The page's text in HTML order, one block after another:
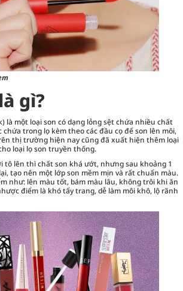
gì?
là một loại son có dạng lỏng sệt chứa nhiều chất
trong lọ kèm theo các đầu cọ để son lên môi,
thị trường hiện nay cũng đã xuất hiện thêm loại
loại lọ son truyền thống.
tô lên thì chất son khá ướt, nhưng sau khoảng 1
tạo nên một lớp son mềm mịn và rất chuẩn màu.
như: lên màu tốt, bám màu lâu, không trôi khi ăn
điểm là khó tẩy trang, dễ làm môi khô, lộ rãnh